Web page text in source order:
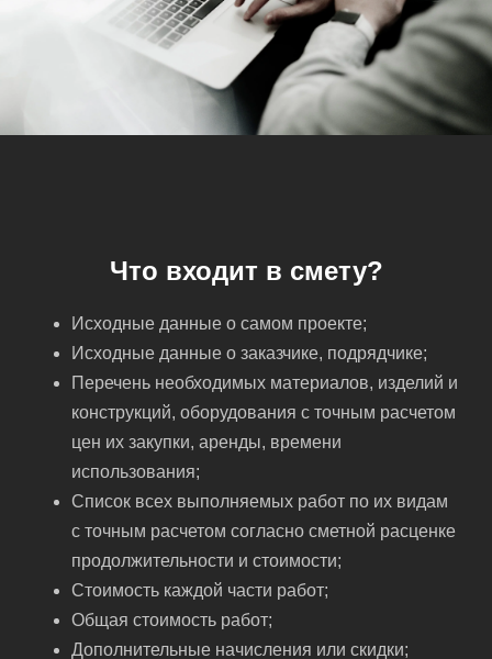
Что входит в смету?
Исходные данные о самом проекте;
Исходные данные о заказчике, подрядчике;
Перечень необходимых материалов, изделий и
конструкций, оборудования с точным расчетом
цен их закупки, аренды, времени
использования;
Список всех выполняемых работ по их видам
с точным расчетом согласно сметной расценке
продолжительности и стоимости;
Стоимость каждой части работ;
Общая стоимость работ;
Дополнительные начисления или скидки;